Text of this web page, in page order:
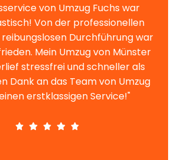
von Umzug Fuchs war
Von der professionellen
reibungslosen Durchführung war
Mein Umzug von Münster
stressfrei und schneller als
Dank an das Team von Umzug
erstklassigen Service!"